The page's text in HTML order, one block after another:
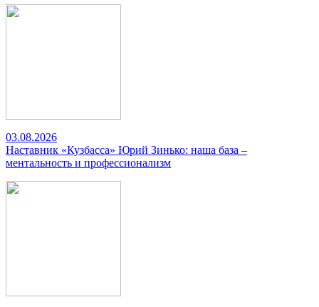
03.08.2026
Наставник «Кузбасса» Юрий Зинько: наша база –
ментальность и профессионализм